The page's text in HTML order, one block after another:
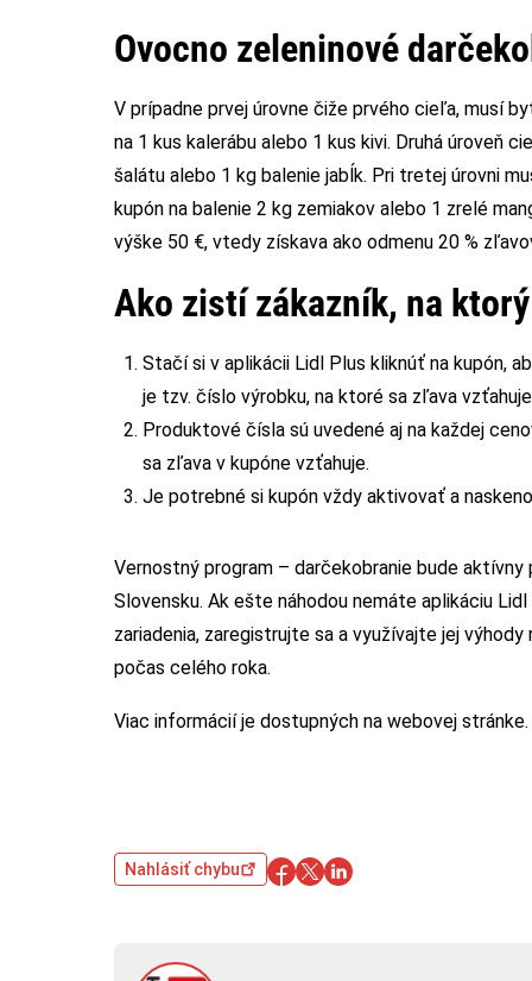
Ovocno zeleninové
V prípadne prvej úrovne čiže prvého cieľa, musí
na 1 kus kalerábu alebo 1 kus kivi. Druhá úroveň
šalátu alebo 1 kg balenie jabĺk. Pri tretej úrovni
kupón na balenie 2 kg zemiakov alebo 1 zrelé
výške 50 €, vtedy získava ako odmenu 20 %
Ako zistí zákazník, na
Stačí si v aplikácii Lidl Plus kliknúť na kupón,
je tzv. číslo výrobku, na ktoré sa zľava
Produktové čísla sú uvedené aj na každej
sa zľava v kupóne vzťahuje.
Je potrebné si kupón vždy aktivovať a
Vernostný program – darčekobranie bude
Slovensku. Ak ešte náhodou nemáte aplikáciu
zariadenia, zaregistrujte sa a využívajte jej
počas celého roka.
Viac informácií je dostupných na webovej stránke.
Nahlásiť chybu